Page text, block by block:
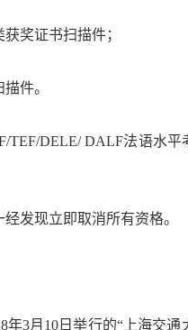
奖证书扫描件；
件。
TEF/DELE/ DALF法语水平
发现立即取消所有资格。
年3月 10 日举行的“上海交